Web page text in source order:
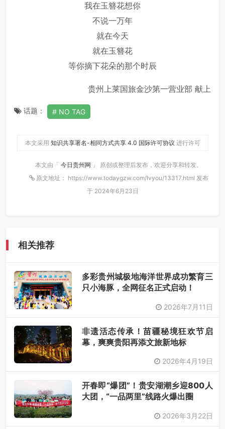
我在玉簪花想你
不说一万年
就在今天
就在玉簪花
等你摘下花朵的那个时辰
贵州上莱国旅金沙第一营业部 献上
话题： NO TAG
本文采用 知识共享署名-相同方式共享 4.0 国际许可协议 进行许可
本文由「 今日贵州网 」 原创或整理后发布，欢迎分享和转发。
原文地址： https://www.todaygzw.com/lvyou/13317.html 发布
于 2024年6月23日
相关推荐
多彩贵州城极地海洋世界成功繁育三
只小海豚，全网征名正式启动！
2026年7月11日
非遗活态传承！苗疆秘境狂欢节启
幕，爽爽贵阳再添文旅新地标
2026年4月19日
开春即“爆团”！贵安湖潮乡迎800人
大团，“一品两里”线路火爆出圈
2026年3月22日